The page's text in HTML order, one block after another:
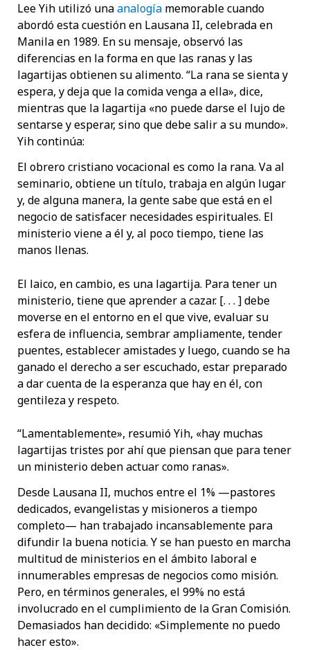
Lee Yih utilizó unaanalogía memorable cuando
abordó esta cuestión en Lausana II, celebrada en
Manila en 1989. En su mensaje, observó las
diferencias en la forma en que las ranas y las
lagartijas obtienen su alimento. “La rana se sienta y
espera, y deja que la comida venga a ella», dice,
mientras que la lagartija «no puede darse el lujo de
sentarse y esperar, sino que debe salir a su mundo».
Yih continúa:
El obrero cristiano vocacional es como la rana. Va al
seminario, obtiene un título, trabaja en algún lugar
y, de alguna manera, la gente sabe que está en el
negocio de satisfacer necesidades espirituales. El
ministerio viene a él y, al poco tiempo, tiene las
manos llenas.
El laico, en cambio, es una lagartija. Para tener un
ministerio, tiene que aprender a cazar. [. . . ] debe
moverse en el entorno en el que vive, evaluar su
esfera de influencia, sembrar ampliamente, tender
puentes, establecer amistades y luego, cuando se ha
ganado el derecho a ser escuchado, estar preparado
a dar cuenta de la esperanza que hay en él, con
gentileza y respeto.
“Lamentablemente», resumió Yih, «hay muchas
lagartijas tristes por ahí que piensan que para tener
un ministerio deben actuar como ranas».
Desde Lausana II, muchos entre el 1% —pastores
dedicados, evangelistas y misioneros a tiempo
completo— han trabajado incansablemente para
difundir la buena noticia. Y se han puesto en marcha
multitud de ministerios en el ámbito laboral e
innumerables empresas de negocios como misión.
Pero, en términos generales, el 99% no está
involucrado en el cumplimiento de la Gran Comisión.
Demasiados han decidido: «Simplemente no puedo
hacer esto».